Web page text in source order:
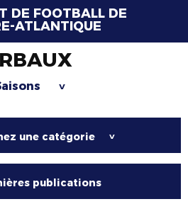
DE FOOTBALL DE
ATLANTIQUE
>
une catégorie >
publications